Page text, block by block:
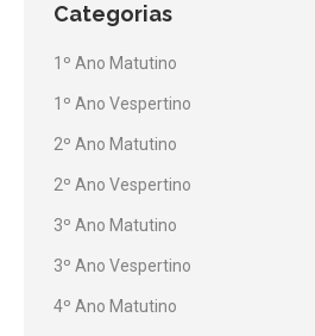
Categorias
1º Ano Matutino
1º Ano Vespertino
2º Ano Matutino
2º Ano Vespertino
3º Ano Matutino
3º Ano Vespertino
4º Ano Matutino